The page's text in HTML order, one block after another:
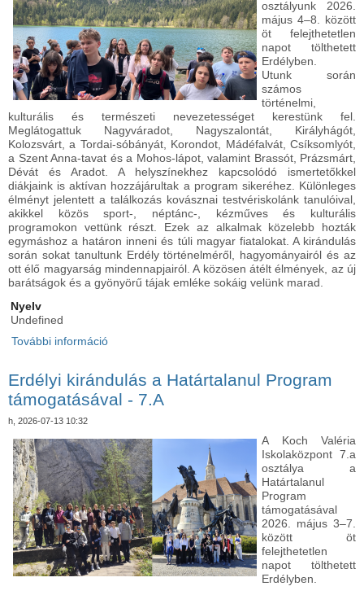
osztályunk 2026.
május 4–8. között
öt felejthetetlen
napot tölthetett
Erdélyben.
Utunk során
számos
történelmi,
kulturális és természeti nevezetességet kerestünk fel.
Meglátogattuk Nagyváradot, Nagyszalontát, Királyhágót,
Kolozsvárt, a Tordai-sóbányát, Korondot, Mádéfalvát, Csíksomlyót,
a Szent Anna-tavat és a Mohos-lápot, valamint Brassót, Prázsmárt,
Dévát és Aradot. A helyszínekhez kapcsolódó ismertetőkkel
diákjaink is aktívan hozzájárultak a program sikeréhez. Különleges
élményt jelentett a találkozás kovásznai testvériskolánk tanulóival,
akikkel közös sport-, néptánc-, kézműves és kulturális
programokon vettünk részt. Ezek az alkalmak közelebb hozták
egymáshoz a határon inneni és túli magyar fiatalokat. A kirándulás
során sokat tanultunk Erdély történelméről, hagyományairól és az
ott élő magyarság mindennapjairól. A közösen átélt élmények, az új
barátságok és a gyönyörű tájak emléke sokáig velünk marad.
Nyelv
Undefined
További információ
Erdélyi kirándulás a Határtalanul Program
támogatásával - 7.A
h, 2026-07-13 10:32
A Koch Valéria
Iskolaközpont 7.a
osztálya a
Határtalanul
Program
támogatásával
2026. május 3–7.
között öt
felejthetetlen
napot tölthetett
Erdélyben.